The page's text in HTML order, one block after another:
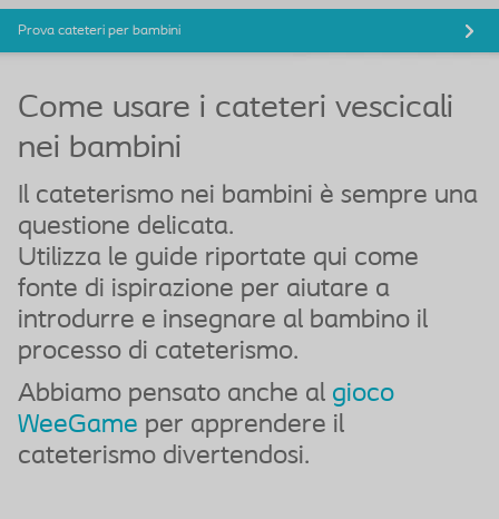
Prova cateteri per bambini
Come usare i cateteri vescicali
nei bambini
Il cateterismo nei bambini è sempre una
questione delicata.
Utilizza le guide riportate qui come
fonte di ispirazione per aiutare a
introdurre e insegnare al bambino il
processo di cateterismo.
Abbiamo pensato anche al gioco
WeeGame per apprendere il
cateterismo divertendosi.